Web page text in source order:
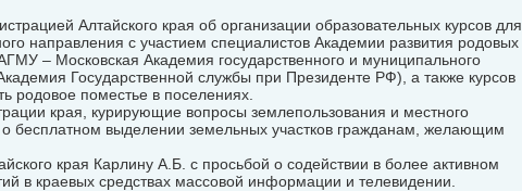
Алтайского края об организации образовательных курсов для
направления с участием специалистов Академии развития родовых
– Московская Академия государственного и муниципального
Государственной службы при Президенте РФ), а также курсов
родовое поместье в поселениях.
края, курирующие вопросы землепользования и местного
бесплатном выделении земельных участков гражданам, желающим
края Карлину А.Б. с просьбой о содействии в более активном
в краевых средствах массовой информации и телевидении.